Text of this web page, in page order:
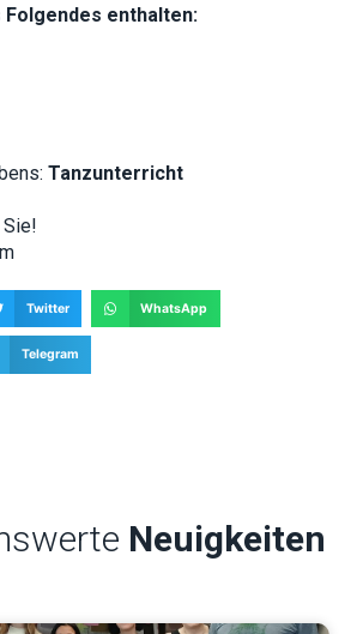
enthalten:
Tanzunterricht
Twitter WhatsApp
Telegram
Neuigkeiten